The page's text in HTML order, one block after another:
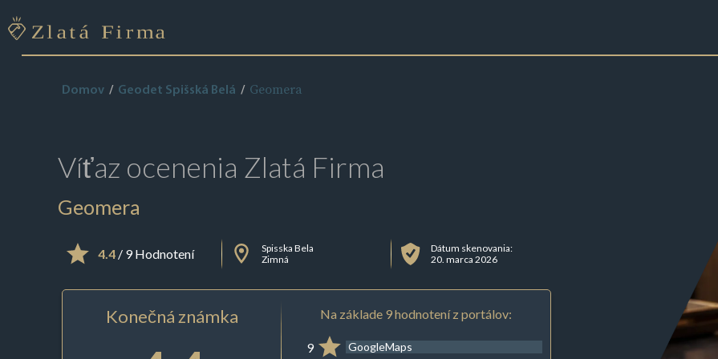
Domov Geodet Spišská Belá Geomera
Víťaz ocenenia Zlatá Firma
Geomera
4.4/ 9 Hodnotení
Spisska Bela
Zimná
Dátum skenovania:
20. marca 2026
Konečná známka Na základe 9 hodnotení z portálov:
9 GoogleMaps